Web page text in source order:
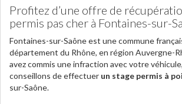
Profitez d’une offre de
permis pas cher à Fontaines-sur-
Fontaines-sur-Saône est une commune
département du Rhône, en région Auvergne-
avez commis une infraction avec votre
conseillons de effectuer un stage permis à
sur-Saône.